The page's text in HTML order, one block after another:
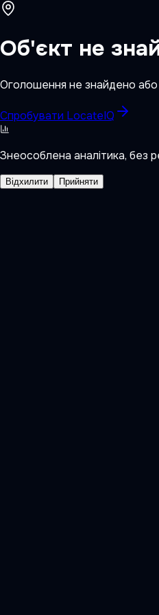
Об'єкт не
Оголошення не знайдено
Спробувати LocateIQ
Знеособлена аналітика, без
Відхилити Прийняти